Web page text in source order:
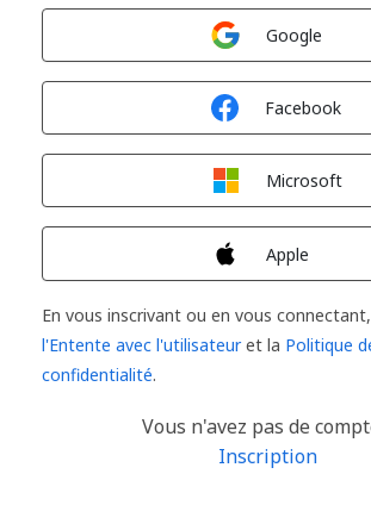
Google
Facebook
Microsoft
Apple
En vous inscrivant ou en vous
l'Entente avec l'utilisateuret la Politique
confidentialité.
Vous n'avez pas de
Inscription